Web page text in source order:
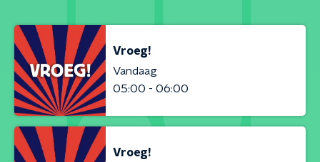
Vroeg!
Vandaag
05:00 - 06:00
Vroeg!